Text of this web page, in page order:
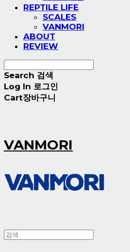
REPTILE LIFE
SCALES
VANMORI
ABOUT
REVIEW
Search 검색
Log In 로그인
Cart장바구니
VANMORI